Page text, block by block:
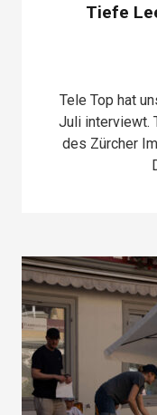
Tiefe
Tele Top hat
Juli interviewt.
des Zürcher